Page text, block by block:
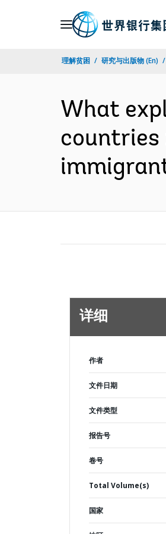
理解贫困 研究与出版物 (En)
What
countries
详细
作者
文件日期
文件类型
报告号
卷号
Total Volume(s)
国家